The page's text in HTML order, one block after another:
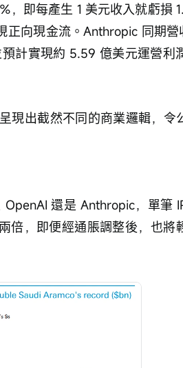
，即每產生 1 美元收入就虧損
向現金流。Anthropic 同期營
計實現約 5.59 億美元運營利
現出截然不同的商業邏輯，令
還是 Anthropic，單筆
倍，即便經通脹調整後，也將